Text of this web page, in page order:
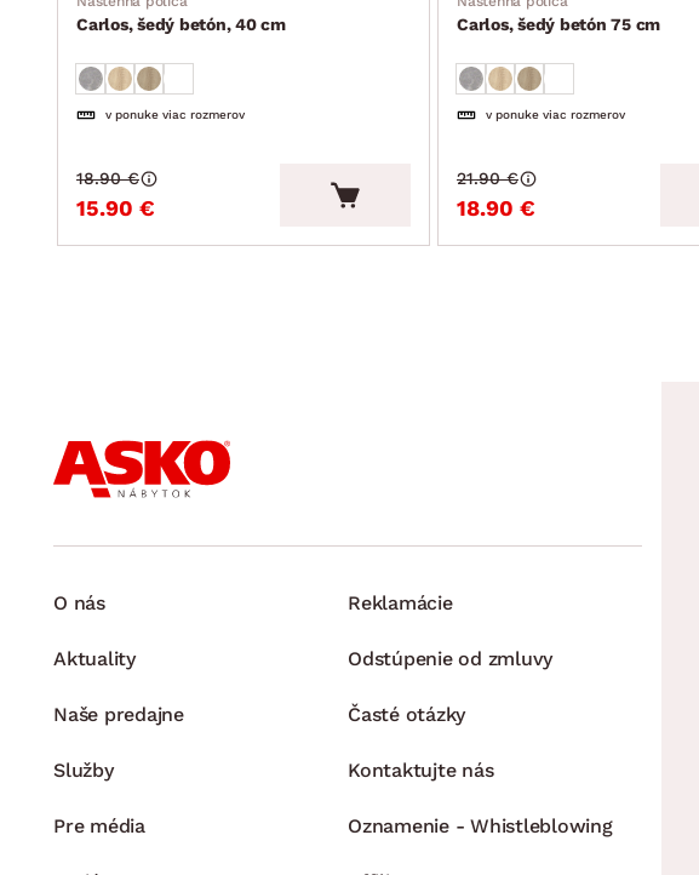
Carlos, šedý betón, 40 cm
v ponuke viac rozmerov
15.90 €
18.90 €
Carlos, šedý betón 75 cm
v ponuke viac rozmerov
18.90 €
21.90 €
O nás
Aktuality
Naše predajne
Služby
Pre média
Reklamácie
Odstúpenie od zmluvy
Časté otázky
Kontaktujte nás
Oznamenie - Whistleblowing